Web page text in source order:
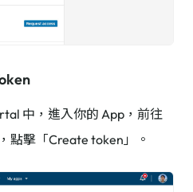
中，進入你的 App，前往
點擊「Create token」。